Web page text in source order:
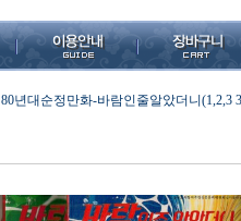
80년대순정만화-바람인줄알았더니(1,2,3